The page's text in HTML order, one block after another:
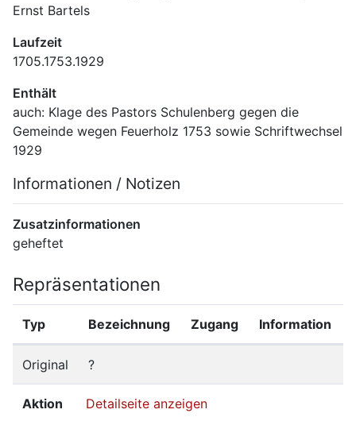
Ernst Bartels
Laufzeit
1705.1753.1929
Enthält
auch: Klage des Pastors Schulenberg gegen die
Gemeinde wegen Feuerholz 1753 sowie Schriftwechsel
1929
Informationen / Notizen
Zusatzinformationen
geheftet
Repräsentationen
Typ Bezeichnung Zugang Information
Original ?
Aktion Detailseite anzeigen